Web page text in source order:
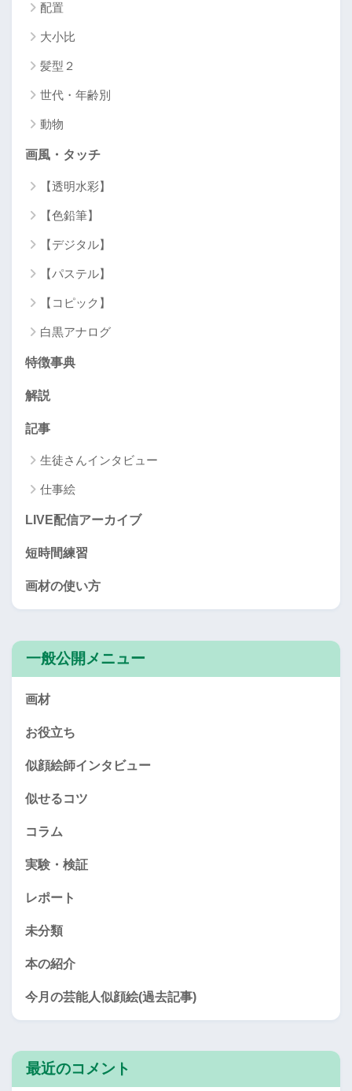
配置
大小比
髪型２
世代・年齢別
動物
画風・タッチ
【透明水彩】
【色鉛筆】
【デジタル】
【パステル】
【コピック】
白黒アナログ
特徴事典
解説
記事
生徒さんインタビュー
仕事絵
LIVE配信アーカイブ
短時間練習
画材の使い方
一般公開メニュー
画材
お役立ち
似顔絵師インタビュー
似せるコツ
コラム
実験・検証
レポート
未分類
本の紹介
今月の芸能人似顔絵(過去記事)
最近のコメント